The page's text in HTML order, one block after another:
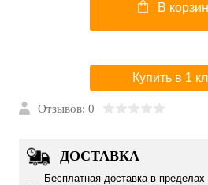
В
Купить в 1
Отзывов: 0
ДОСТАВКА
Бесплатная доставка в